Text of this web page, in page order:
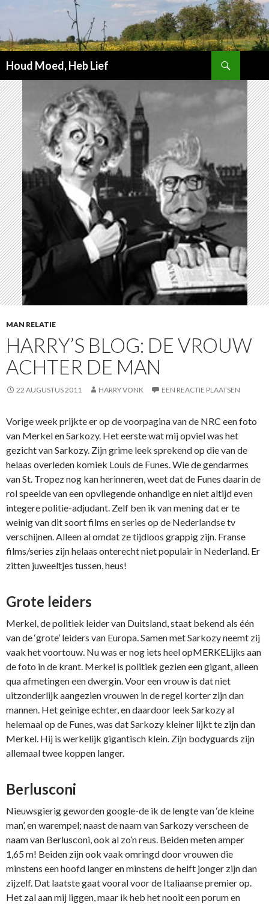
Houd Moed, Heb Lief
NAAR
INHOUD
MAN RELATIE
HARRY’S BLOG: DE VROUW
ACHTER DE MAN
22 AUGUSTUS 2011 HARRY VONK EEN REACTIE PLAATSEN
Vorige week prijkte er op de voorpagina van de NRC een foto
van Merkel en Sarkozy. Het eerste wat mij opviel was het
gezicht van Sarkozy. Zijn grime leek sprekend op die van de
helaas overleden komiek Louis de Funes. Wie de gendarmes
van St. Tropez nog kan herinneren, weet dat de Funes daarin de
rol speelde van een opvliegende onhandige en niet altijd even
integere politie-adjudant. Zelf ben ik van mening dat er te
weinig van dit soort films en series op de Nederlandse tv
verschijnen. Alleen al omdat ze tijdloos grappig zijn. Franse
films/series zijn helaas onterecht niet populair in Nederland. Er
zitten juweeltjes tussen, heus!
Grote leiders
Merkel, de politiek leider van Duitsland, staat bekend als één
van de ‘grote’ leiders van Europa. Samen met Sarkozy neemt zij
vaak het voortouw. Nu was er nog iets heel opMERKELijks aan
de foto in de krant. Merkel is politiek gezien een gigant, alleen
qua afmetingen een dwergin. Voor een vrouw is dat niet
uitzonderlijk aangezien vrouwen in de regel korter zijn dan
mannen. Het geinige echter, en daardoor leek Sarkozy al
helemaal op de Funes, was dat Sarkozy kleiner lijkt te zijn dan
Merkel. Hij is werkelijk gigantisch klein. Zijn bodyguards zijn
allemaal twee koppen langer.
Berlusconi
Nieuwsgierig geworden google-de ik de lengte van ‘de kleine
man’, en warempel; naast de naam van Sarkozy verscheen de
naam van Berlusconi, ook al zo’n reus. Beiden meten amper
1,65 m! Beiden zijn ook vaak omringd door vrouwen die
minstens een hoofd langer en minstens de helft jonger zijn dan
zijzelf. Dat laatste gaat vooral voor de Italiaanse premier op.
Het zal aan mij liggen, maar ik heb het nooit een porum en